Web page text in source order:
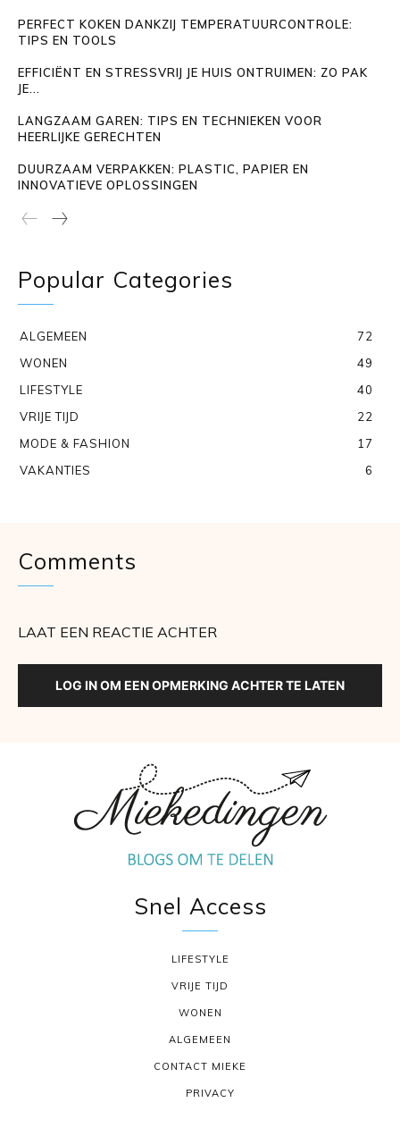
PERFECT KOKEN DANKZIJ TEMPERATUURCONTROLE:
TIPS EN TOOLS
EFFICIËNT EN STRESSVRIJ JE HUIS ONTRUIMEN: ZO PAK
JE...
LANGZAAM GAREN: TIPS EN TECHNIEKEN VOOR
HEERLIJKE GERECHTEN
DUURZAAM VERPAKKEN: PLASTIC, PAPIER EN
INNOVATIEVE OPLOSSINGEN
Popular Categories
ALGEMEEN
72
WONEN
49
LIFESTYLE
40
VRIJE TIJD
22
MODE & FASHION
17
VAKANTIES
6
Comments
LAAT EEN REACTIE ACHTER
LOG IN OM EEN OPMERKING ACHTER TE LATEN
Snel Access
LIFESTYLE
VRIJE TIJD
WONEN
ALGEMEEN
CONTACT MIEKE
PRIVACY